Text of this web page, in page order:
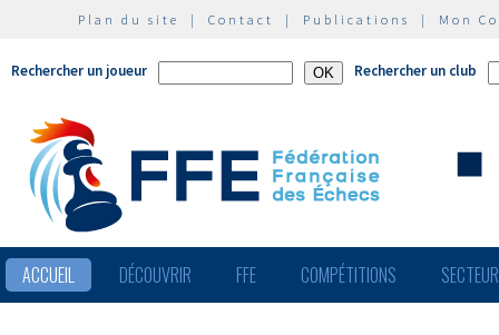
Plan du site | Contact | Publications | Mon
Rechercher un joueur Rechercher un club
ACCUEIL DÉCOUVRIR FFE COMPÉTITIONS